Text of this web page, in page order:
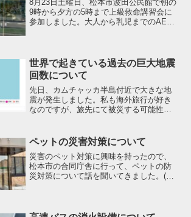
8月23日土曜日、松本市波田公民館で朝の
9時から夕方の5時まで上級救命講習会に
参加しました。大人から乳児までのAED
だきました。
世界で起きている過去の巨大地震
回数について
先日、カムチャッカ半島付近で大きな地
震が発生しました。私も海外旅行が好き
なのですが、旅先にて被災する可能性も
い上位国】世界で地震が多い国は以下の
11カ国です。1980～...
ペットの災害対策について
災害のペット対策に興味を持ったので、
松本市の合同庁舎に行って、ペットの防
災対策について話を聞いてきました。(1)
ることを言います。過...